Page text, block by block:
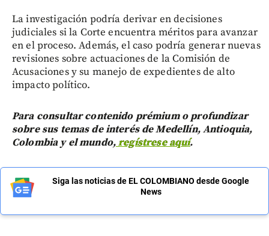
La investigación podría derivar en decisiones
judiciales si la Corte encuentra méritos para avanzar
en el proceso. Además, el caso podría generar nuevas
revisiones sobre actuaciones de la Comisión de
Acusaciones y su manejo de expedientes de alto
impacto político.
Para consultar contenido prémium o profundizar
sobre sus temas de interés de Medellín, Antioquia,
Colombia y el mundo,regístrese aquí.
Siga las noticias de EL COLOMBIANO desde Google
News